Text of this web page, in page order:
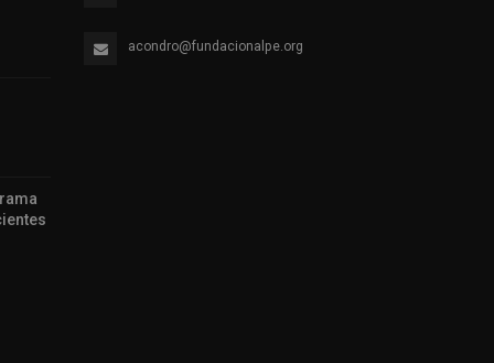
acondro@fundacionalpe.org